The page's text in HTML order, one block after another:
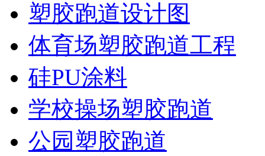
塑胶跑道设计图
体育场塑胶跑道工程
硅PU涂料
学校操场塑胶跑道
公园塑胶跑道